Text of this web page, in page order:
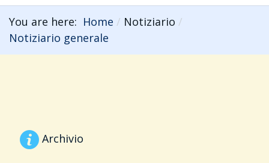
You are here: Home
Notiziario
Notiziario generale
Archivio